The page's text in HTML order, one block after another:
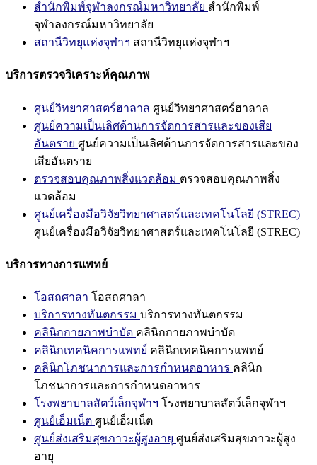
สำนักพิมพ์จุฬาลงกรณ์มหาวิทยาลัย สำนักพิมพ์
จุฬาลงกรณ์มหาวิทยาลัย
สถานีวิทยุแห่งจุฬาฯ สถานีวิทยุแห่งจุฬาฯ
บริการตรวจวิเคราะห์คุณภาพ
ศูนย์วิทยาศาสตร์ฮาลาล ศูนย์วิทยาศาสตร์ฮาลาล
ศูนย์ความเป็นเลิศด้านการจัดการสารและของเสีย
อันตราย ศูนย์ความเป็นเลิศด้านการจัดการสารและของ
เสียอันตราย
ตรวจสอบคุณภาพสิ่งแวดล้อม ตรวจสอบคุณภาพสิ่ง
แวดล้อม
ศูนย์เครื่องมือวิจัยวิทยาศาสตร์และเทคโนโลยี (STREC)
ศูนย์เครื่องมือวิจัยวิทยาศาสตร์และเทคโนโลยี (STREC)
บริการทางการแพทย์
โอสถศาลา โอสถศาลา
บริการทางทันตกรรม บริการทางทันตกรรม
คลินิกกายภาพบำบัด คลินิกกายภาพบำบัด
คลินิกเทคนิคการแพทย์ คลินิกเทคนิคการแพทย์
คลินิกโภชนาการและการกำหนดอาหาร คลินิก
โภชนาการและการกำหนดอาหาร
โรงพยาบาลสัตว์เล็กจุฬาฯ โรงพยาบาลสัตว์เล็กจุฬาฯ
ศูนย์เอ็มเน็ต ศูนย์เอ็มเน็ต
ศูนย์ส่งเสริมสุขภาวะผู้สูงอายุ ศูนย์ส่งเสริมสุขภาวะผู้สูง
อายุ